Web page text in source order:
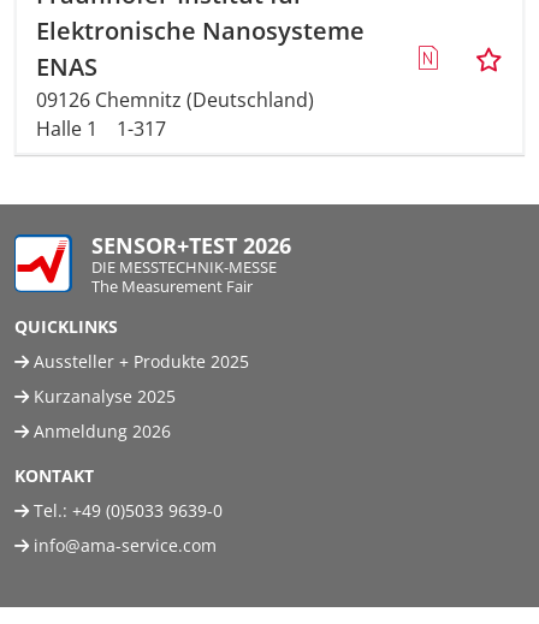
Elektronische Nanosysteme
ENAS
09126 Chemnitz (Deutschland)
Halle 1
1-317
SENSOR+TEST 2026
DIE MESSTECHNIK-MESSE
The Measurement Fair
QUICKLINKS
Aussteller + Produkte 2025
Kurzanalyse 2025
Anmeldung 2026
KONTAKT
Tel.: +49 (0)5033 9639-0
info@ama-service.com